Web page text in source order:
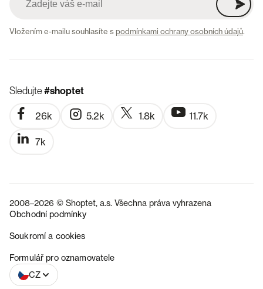
Vložením e-mailu souhlasíte spodmínkami ochrany osobních údajů.
Sledujte#shoptet
26k 5.2k 1.8k 11.7k
7k
2008–2026 © Shoptet, a.s. Všechna práva vyhrazena
Obchodní podmínky
Soukromí a cookies
Formulář pro oznamovatele
CZ